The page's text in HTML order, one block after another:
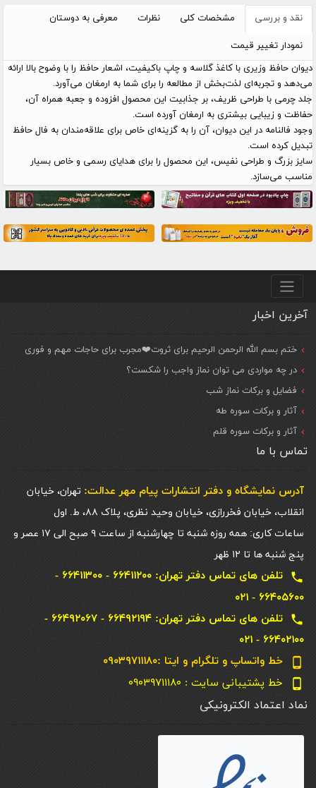
نقد و بررسی مشخصات کلی نظرات معرفی به دوستان
نمودار تغییر قیمت
دیوان حافظ وزیری با کاغذ گلاسه و چاپ باکیفیت، اشعار حافظ را با وضوح بالا ارائه
می‌دهد و تجربه‌ای لذت‌بخش از مطالعه را برای شما به ارمغان می‌آورد.
جلد چرمی با طراحی ظریف، بر جذابیت این محصول افزوده و جعبه همراه آن،
حفاظت و زیبایی بیشتری به ارمغان آورده است.
وجود فالنامه در این دیوان، آن را به گزینه‌ای خاص برای علاقه‌مندان به فال حافظ
تبدیل کرده است.
سایز بزرگ و طراحی نفیس، این محصول را برای هدایای رسمی و خاص بسیار
مناسب می‌سازد.
منو پایین
آخرین اخبار
ختم بسم الله الرحمن الرحیم برای ثروت❤️مجرب برای حاجات مهم و فوری
در چه مواردی می توان نماز واجب را شکست؟
فضایل و برکات نماز شب
آثار و برکات سوره طه
آثار و برکات سوره قلم
تماس با ما
آدرس نمایشگاه و دفتر انتشارات پيام مهر عدالت: تهران، خیابان
انقلاب، خیابان فخررازی، خیابان وحید نظری، پلاک ۸۸، ط. اول
ساعات کاری: همه روزه شنبه تا چهارشنبه از ساعت ۹ صبح الی ۱۷ عصر و
پنج شنبه ها تا ۱۲ ظهر
local_phone
تلفن های تماس دفتر تهران: ۶۶۴۱۱۲۰۰ - ۶۶۴۱۱۳۰۰ -
۶۶۴۰۵۶۰۰ - ۰۲۱
local_phone
تلفن های تماس دفتر تهران: ۶۶۴۹۲۱۹۴ - ۶۶۴۹۲۰۶۷ -
۶۶۴۰۲۱۰۰ - ۰۲۱
phone_android خط واتساپ و تلگرام و ایتا :۰۹۰۳۹۷۱۱۱۸۰
phone_android خط پشتیبانی سایت : ۰۹۰۳۹۷۱۱۱۸۰
نماد اعتماد الکترونیکی